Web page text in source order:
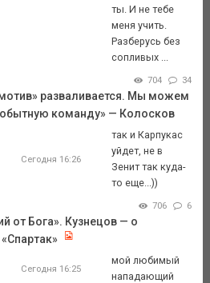
ты. И не тебе
меня учить.
Разберусь без
сопливых ...
704 34
разваливается. Мы можем
команду» — Колосков
Сегодня 16:26
так и Карпукас
уйдет, не в
Зенит так куда-
то еще...))
706 6
от Бога». Кузнецов — о
Сегодня 16:25
мой любимый
нападающий